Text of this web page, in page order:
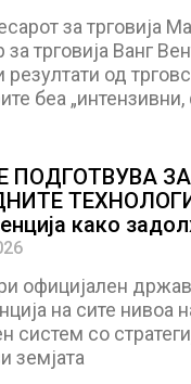
за трговија
трговија Ванг
резултати од
беа
ПОДГОТВУВА
како
официјален
на сите нивоа
систем со
земјата